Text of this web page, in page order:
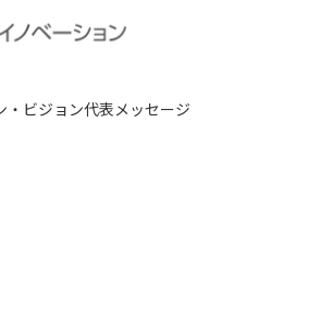
・ビジョン代表メッセージ